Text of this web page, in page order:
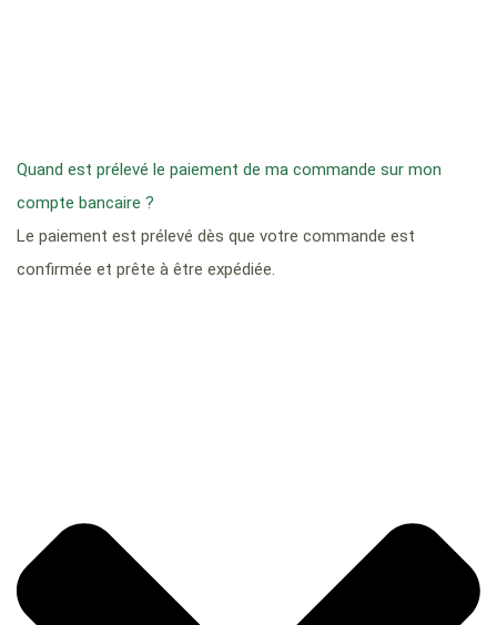
Quand est prélevé le paiement de ma commande sur mon
compte bancaire ?
Le paiement est prélevé dès que votre commande est
confirmée et prête à être expédiée.